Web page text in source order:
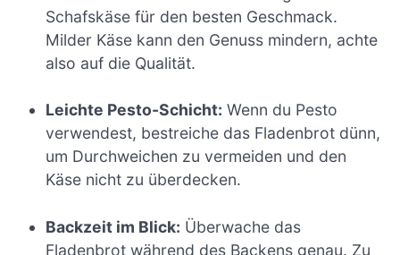
Schafskäse für den besten Geschmack.
Milder Käse kann den Genuss mindern, achte
also auf die Qualität.
Leichte Pesto-Schicht: Wenn du Pesto
verwendest, bestreiche das Fladenbrot dünn,
um Durchweichen zu vermeiden und den
Käse nicht zu überdecken.
Backzeit im Blick: Überwache das
Fladenbrot während des Backens genau. Zu